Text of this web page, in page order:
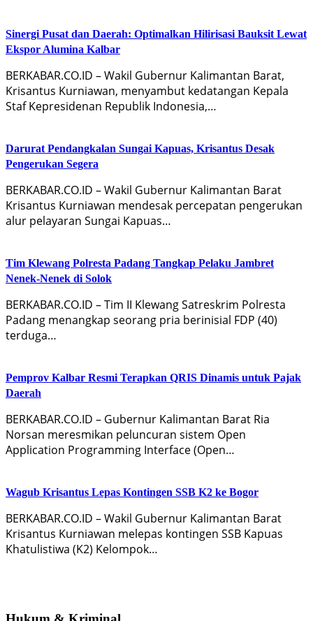
Sinergi Pusat dan Daerah: Optimalkan Hilirisasi Bauksit Lewat
Ekspor Alumina Kalbar
BERKABAR.CO.ID – Wakil Gubernur Kalimantan Barat,
Krisantus Kurniawan, menyambut kedatangan Kepala
Staf Kepresidenan Republik Indonesia,…
Darurat Pendangkalan Sungai Kapuas, Krisantus Desak
Pengerukan Segera
BERKABAR.CO.ID – Wakil Gubernur Kalimantan Barat
Krisantus Kurniawan mendesak percepatan pengerukan
alur pelayaran Sungai Kapuas…
Tim Klewang Polresta Padang Tangkap Pelaku Jambret
Nenek-Nenek di Solok
BERKABAR.CO.ID – Tim II Klewang Satreskrim Polresta
Padang menangkap seorang pria berinisial FDP (40)
terduga…
Pemprov Kalbar Resmi Terapkan QRIS Dinamis untuk Pajak
Daerah
BERKABAR.CO.ID – Gubernur Kalimantan Barat Ria
Norsan meresmikan peluncuran sistem Open
Application Programming Interface (Open…
Wagub Krisantus Lepas Kontingen SSB K2 ke Bogor
BERKABAR.CO.ID – Wakil Gubernur Kalimantan Barat
Krisantus Kurniawan melepas kontingen SSB Kapuas
Khatulistiwa (K2) Kelompok…